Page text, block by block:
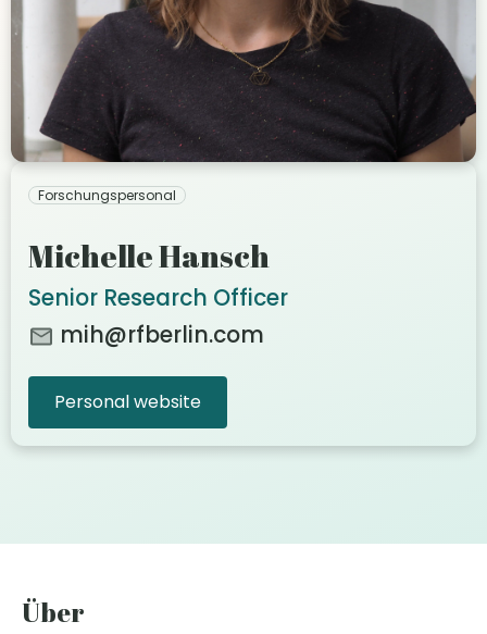
Forschungspersonal
Michelle Hansch
Senior Research Officer
mih@rfberlin.com
Personal website
Über